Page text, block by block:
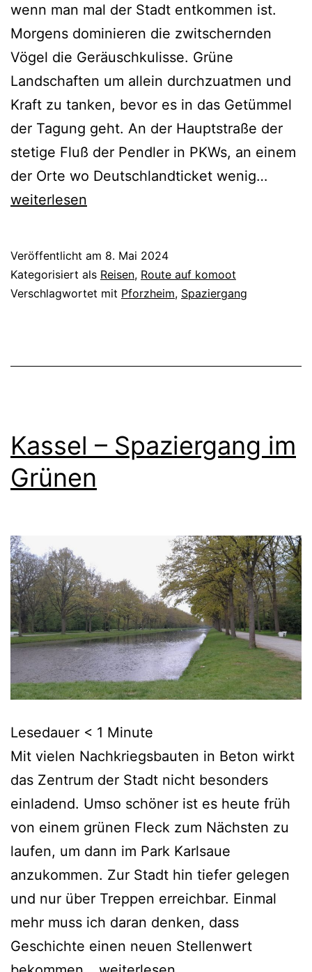
wenn man mal der Stadt entkommen ist.
Morgens dominieren die zwitschernden
Vögel die Geräuschkulisse. Grüne
Landschaften um allein durchzuatmen und
Kraft zu tanken, bevor es in das Getümmel
der Tagung geht. An der Hauptstraße der
stetige Fluß der Pendler in PKWs, an einem
der Orte wo Deutschlandticket wenig…
weiterlesen
Veröffentlicht am 8. Mai 2024
Kategorisiert als Reisen, Route auf komoot
Verschlagwortet mit Pforzheim, Spaziergang
Kassel – Spaziergang im
Grünen
Lesedauer < 1 Minute
Mit vielen Nachkriegsbauten in Beton wirkt
das Zentrum der Stadt nicht besonders
einladend. Umso schöner ist es heute früh
von einem grünen Fleck zum Nächsten zu
laufen, um dann im Park Karlsaue
anzukommen. Zur Stadt hin tiefer gelegen
und nur über Treppen erreichbar. Einmal
mehr muss ich daran denken, dass
Geschichte einen neuen Stellenwert